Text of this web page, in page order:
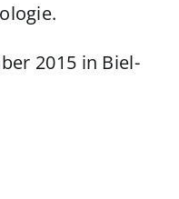
2015 in Biel-